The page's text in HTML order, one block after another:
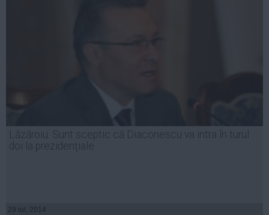
Lăzăroiu: Sunt sceptic că Diaconescu va intra în turul
doi la prezidenţiale
29 iul, 2014